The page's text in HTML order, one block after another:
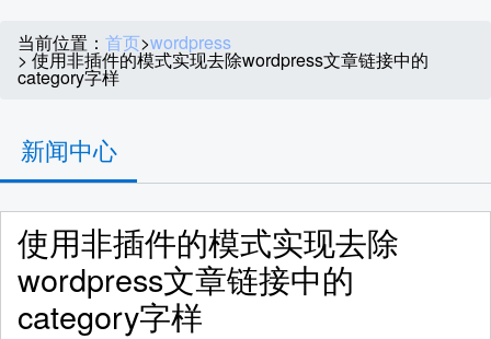
当前位置： 首页>wordpress
> 使用非插件的模式实现去除wordpress文章链接中的
category字样
新闻中心
使用非插件的模式实现去除
wordpress文章链接中的
category字样